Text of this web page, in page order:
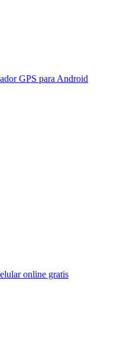
GPS para Android
online gratis